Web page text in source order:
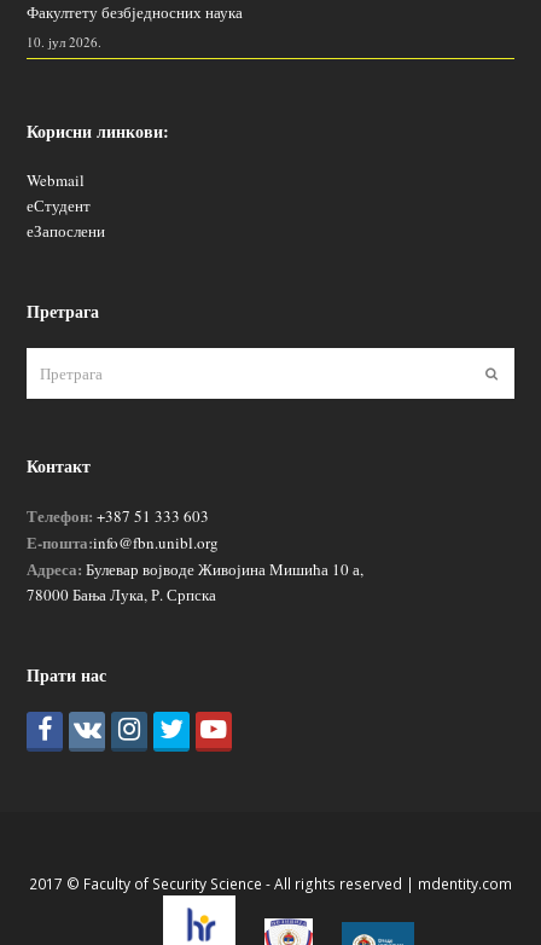
Факултету безбједносних наука
10. јул 2026.
Корисни линкови:
Webmail
еСтудент
еЗапослени
Претрага
Контакт
Телефон: +387 51 333 603
Е-пошта:info@fbn.unibl.org
Адреса: Булевар војводе Живојина Мишића 10 а,
78000 Бања Лука, Р. Српска
Прати нас
2017 © Faculty of Security Science - All rights reserved | mdentity.com